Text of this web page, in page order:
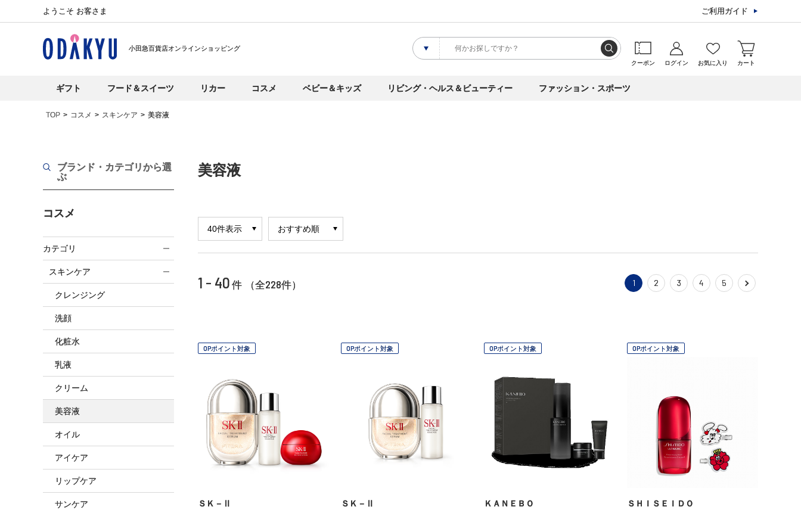
ようこそ お客さま ご利用ガイド
小田急百貨店オンラインショッピング
クーポン ログイン お気に入り カート
ギフト フード＆スイーツ リカー コスメ ベビー＆キッズ リビング・ヘルス＆ビューティー ファッション・スポーツ
TOP コスメ スキンケア 美容液
ブランド・カテゴリから選
ぶ
コスメ
カテゴリ
スキンケア
クレンジング
洗顔
化粧水
乳液
クリーム
美容液
オイル
アイケア
リップケア
サンケア
美容液
1 - 40 件 （全228件） 1 2 3 4 5
OPポイント対象
ＳＫ－Ⅱ
OPポイント対象
ＳＫ－Ⅱ
OPポイント対象
ＫＡＮＥＢＯ
OPポイント対象
ＳＨＩＳＥＩＤＯ